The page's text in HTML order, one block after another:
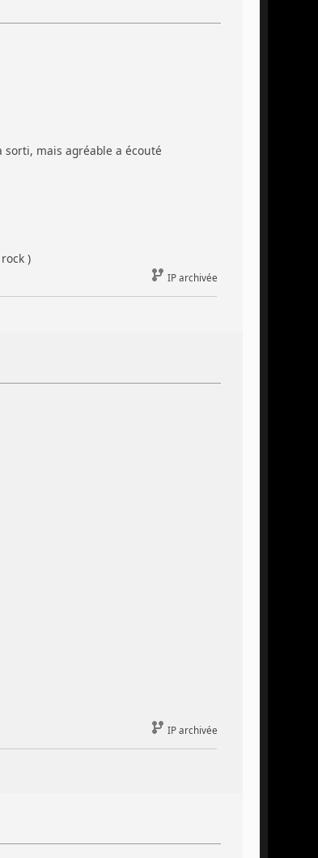
sorti, mais agréable a écouté
)
IP archivée
IP archivée